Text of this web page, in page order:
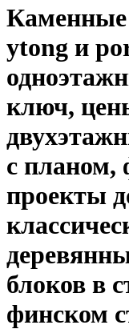
Каменные
ytong и
ключ,
с планом,
проекты
блоков в
финском